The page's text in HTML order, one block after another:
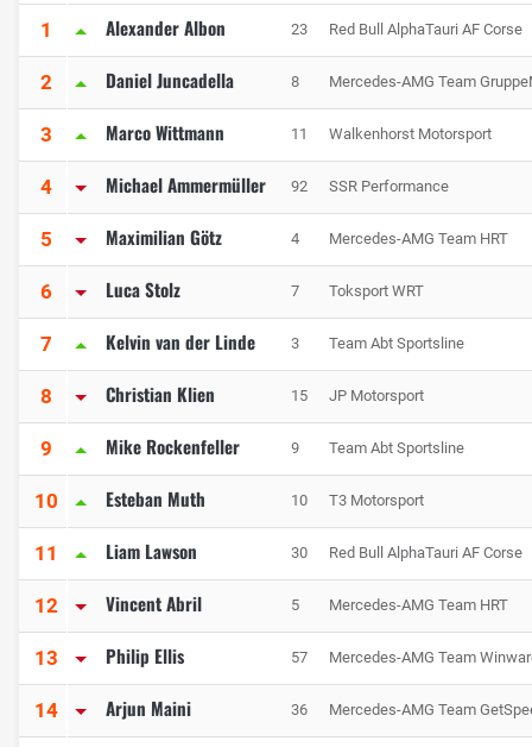
1 Alexander Albon 23 Red Bull AlphaTauri AF Corse
2 Daniel Juncadella 8 Mercedes-AMG Team
3 Marco Wittmann 11 Walkenhorst Motorsport
4 Michael Ammermüller 92 SSR Performance
5 Maximilian Götz 4 Mercedes-AMG Team HRT
6 Luca Stolz 7 Toksport WRT
7 Kelvin van der Linde 3 Team Abt Sportsline
8 Christian Klien 15 JP Motorsport
9 Mike Rockenfeller 9 Team Abt Sportsline
10 Esteban Muth 10 T3 Motorsport
11 Liam Lawson 30 Red Bull AlphaTauri AF Corse
12 Vincent Abril 5 Mercedes-AMG Team HRT
13 Philip Ellis 57 Mercedes-AMG Team
14 Arjun Maini 36 Mercedes-AMG Team